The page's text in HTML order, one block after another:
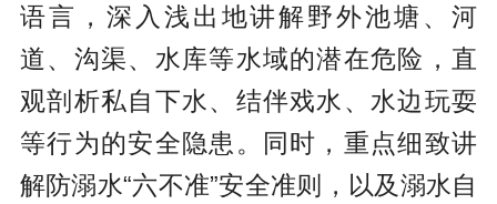
语言，深入浅出地讲解野外池塘、河
道、沟渠、水库等水域的潜在危险，直
观剖析私自下水、结伴戏水、水边玩耍
等行为的安全隐患。同时，重点细致讲
解防溺水“六不准”安全准则，以及溺水自